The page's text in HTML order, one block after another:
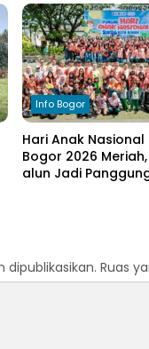
Pengelolaan
Info Bogor
Hari Anak Nasional
Bogor 2026
alun Jadi
dipublikasikan. Ruas